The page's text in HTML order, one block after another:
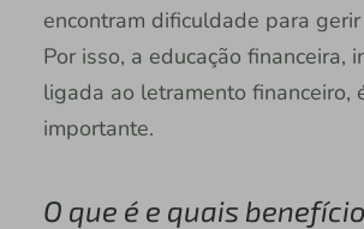
encontram dificuldade para
Por isso, a educação financeira,
ligada ao letramento financeiro,
importante.
O que é e quais